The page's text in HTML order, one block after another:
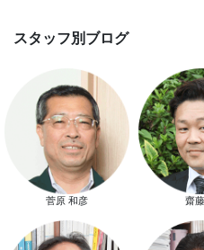
菅原 和彦 齋